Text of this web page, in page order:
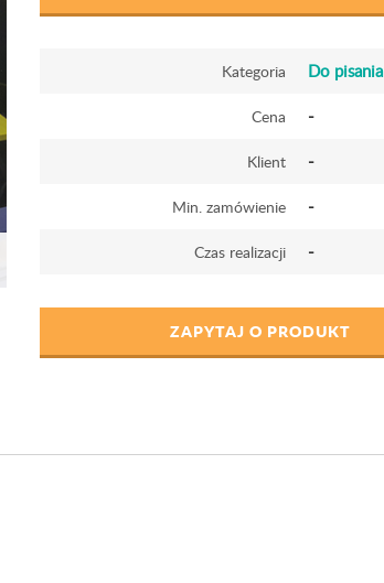
Kategoria Do pisania
Cena -
Klient -
Min. zamówienie -
Czas realizacji -
ZAPYTAJ O PRODUKT